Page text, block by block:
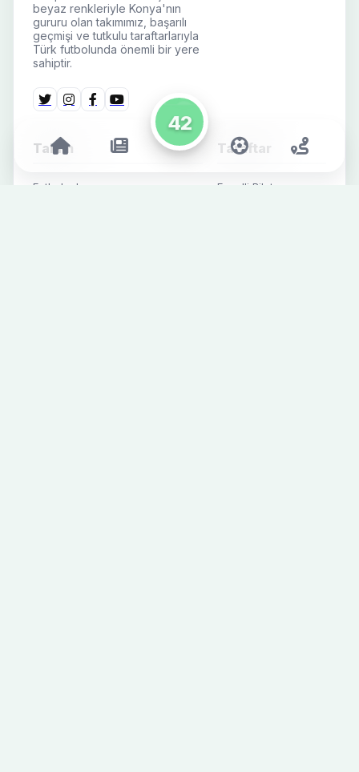
beyaz renkleriyle Konya'nın
gururu olan takımımız, başarılı
geçmişi ve tutkulu taraftarlarıyla
Türk futbolunda önemli bir yere
sahiptir.
Takım
Futbolcular
Taraftar
Engelli Bilet